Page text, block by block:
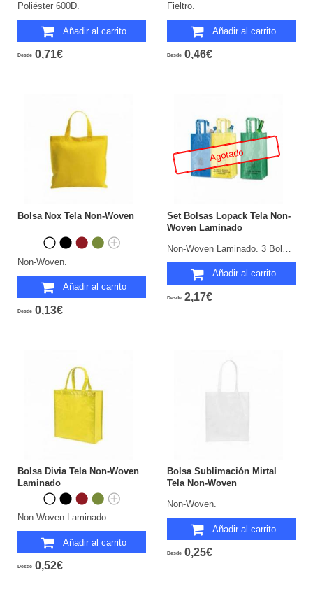
Poliéster 600D.
Añadir al carrito
Desde 0,71€
Fieltro.
Añadir al carrito
Desde 0,46€
Bolsa Nox Tela Non-Woven
Non-Woven.
Añadir al carrito
Desde 0,13€
Agotado
Set Bolsas Lopack Tela Non-
Woven Laminado
Añadir al carrito
Desde 2,17€
Bolsa Divia Tela Non-Woven
Laminado
Non-Woven Laminado.
Añadir al carrito
Desde 0,52€
Bolsa Sublimación Mirtal
Tela Non-Woven
Non-Woven.
Añadir al carrito
Desde 0,25€